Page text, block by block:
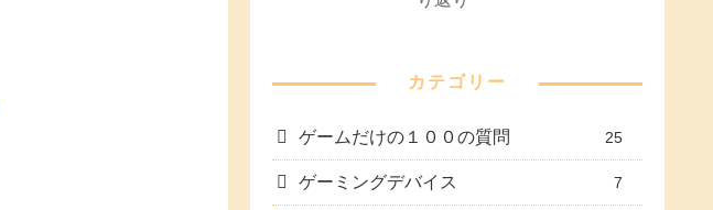
カテゴリー
ゲームだけの１００の質問 25
ゲーミングデバイス 7